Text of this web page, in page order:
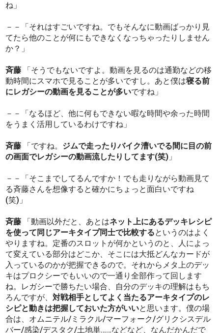
ね」
－－「それはすごいですね。でもそんなに動画ばっかり見
てたら他のことが何にもできなくなっちゃったりしません
か？」
斉藤
「そうでもないですよ。動画を見るのは通勤などの移
動時間にスマホで見ることが多いですし。あと僕は寝る前
にレガシーの動画を見ることが多いですね」
－－「なるほど、他に何もできない暇な時間や余った時間
をうまく活用しているわけですね」
斉藤 「ですね。 ジムで走ったりバイク漕いでる間に目の前
の画面でレガシーの動画流したりしてます(笑) 」
－－「そこまでしてるんですか！でも走りながら動画見て
る斉藤さんを想像すると確かにちょっと面白いですね
(笑)」
斉藤 「動画以外だと、あとはネット上にあるデッキレシピ
を使って同じアーキタイプ同士で比較するというのはよく
やりますね。定番のスロットが何かというのと、人によっ
て変えている部分はどこか、そこには大抵どんなカードが
入っているのかが把握できるので。それからメタ上のデッ
キはプロクシーでもいいので一通り全部作って回します
ね。レガシーで勝ちたい場合、自分のデッキの理解はもち
ろんですが、対戦相手としてよく当たるアーキタイプのレ
シピと動きは把握しておいた方がいいと思います。僕の場
合は、オムニテル/ミラクル/マーフォーク/グリクシスデル
バー/感染/デスタク/土地単……などなど、なんだかんだで